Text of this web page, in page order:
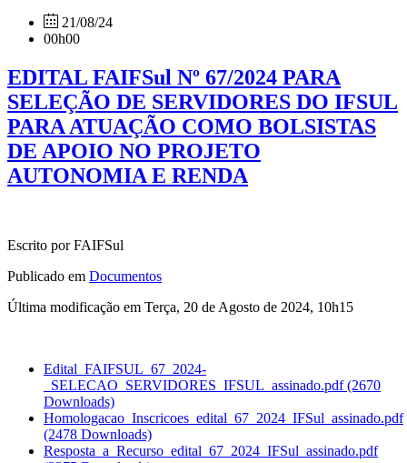
21/08/24
00h00
EDITAL FAIFSul Nº 67/2024 PARA
SELEÇÃO DE SERVIDORES DO IFSUL
PARA ATUAÇÃO COMO BOLSISTAS
DE APOIO NO PROJETO
AUTONOMIA E RENDA
Escrito por FAIFSul
Publicado em Documentos
Última modificação em Terça, 20 de Agosto de 2024, 10h15
Edital_FAIFSUL_67_2024-
_SELECAO_SERVIDORES_IFSUL_assinado.pdf(2670
Downloads)
Homologacao_Inscricoes_edital_67_2024_IFSul_assinado.pdf
(2478 Downloads)
Resposta_a_Recurso_edital_67_2024_IFSul_assinado.pdf